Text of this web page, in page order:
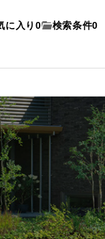
に入り 0 検索条件0